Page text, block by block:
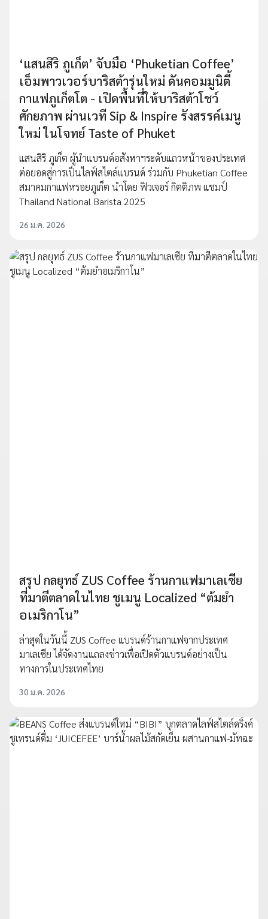
‘แสนสิริ ภูเก็ต’ จับมือ ‘Phuketian Coffee’
เอ็มพาวเวอร์บาริสต้ารุ่นใหม่ ดันคอมมูนิตี้
กาแฟภูเก็ตโต - เปิดพื้นที่ให้บาริสต้าโชว์
ศักยภาพ ผ่านเวที Sip & Inspire รังสรรค์เมนู
ใหม่ ในโจทย์ Taste of Phuket
แสนสิริ ภูเก็ต ผู้นำแบรนด์อสังหาฯระดับแถวหน้าของประเทศ
ต่อยอดสู่การเป็นไลฟ์สไตล์แบรนด์ ร่วมกับ Phuketian Coffee
สมาคมกาแฟหรอยภูเก็ต นำโดย ฟิวเจอร์ กิตติภพ แชมป์
Thailand National Barista 2025
26 ม.ค. 2026
สรุป กลยุทธ์ ZUS Coffee ร้านกาแฟมาเลเซีย
ที่มาตีตลาดในไทย ชูเมนู Localized “ต้มยำ
อเมริกาโน”
ล่าสุดในวันนี้ ZUS Coffee แบรนด์ร้านกาแฟจากประเทศ
มาเลเซีย ได้จัดงานแถลงข่าวเพื่อเปิดตัวแบรนด์อย่างเป็น
ทางการในประเทศไทย
30 ม.ค. 2026